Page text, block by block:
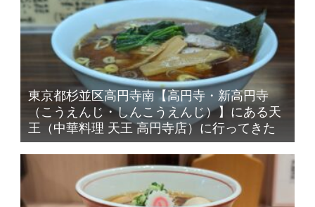
東京都杉並区高円寺南【高円寺・新高円寺
（こうえんじ・しんこうえんじ）】にある天
王（中華料理 天王 高円寺店）に行ってきた